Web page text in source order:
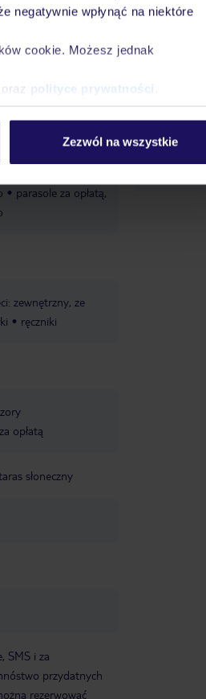
negatywnie wpłynąć na niektóre
cookie. Możesz jednak
oraz polityce prywatności
Zezwól na wszystkie
parasole za opłatą,
zewnętrzny, ze
ręczniki
opłatą
słoneczny
SMS i za
przydatnych
rezerwować